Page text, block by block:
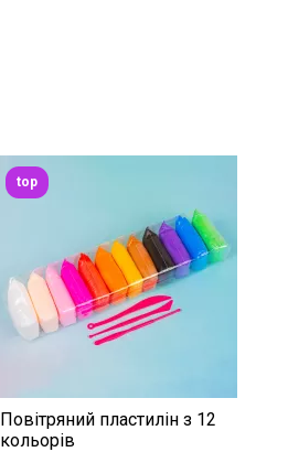
Повітряний пластилін з 12
кольорів
top